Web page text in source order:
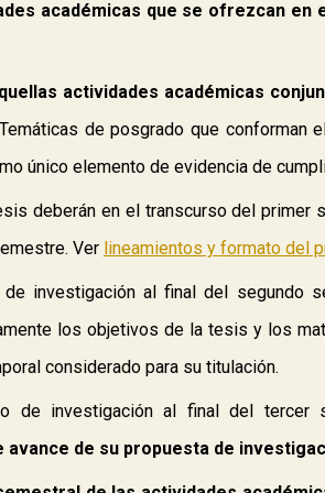
académicas que se ofrezcan en
actividades académicas
de posgrado que conforman
único elemento de evidencia de
deberán en el transcurso del primer
Ver lineamientos y formato del
investigación al final del segundo
los objetivos de la tesis y los
considerado para su titulación.
de investigación al final del tercer
de su propuesta de